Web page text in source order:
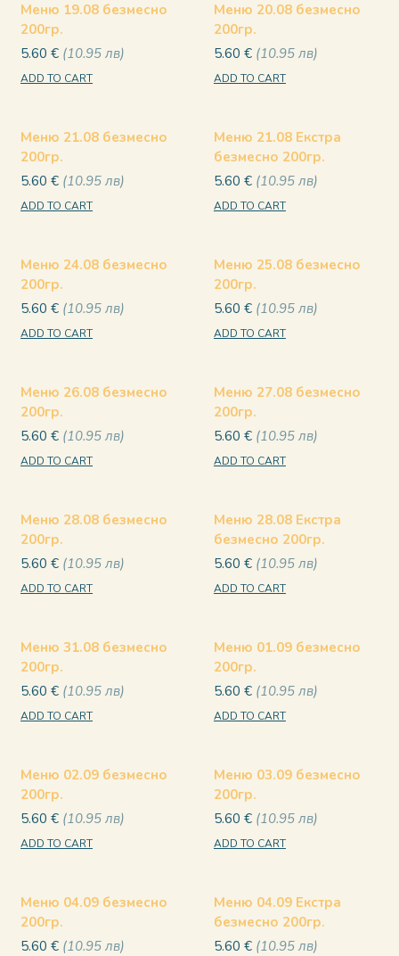
Меню 19.08 безмесно
200гр.
5.60 € 10.95 лв
ADD TO CART
Меню 20.08 безмесно
200гр.
5.60 € 10.95лв
ADD TO CART
Меню 21.08 безмесно
200гр.
5.60 € 10.95 лв
ADD TO CART
Меню 21.08 Екстра
безмесно 200гр.
5.60 € 10.95лв
ADD TO CART
Меню 24.08 безмесно
200гр.
5.60 € 10.95 лв
ADD TO CART
Меню 25.08 безмесно
200гр.
5.60 € 10.95лв
ADD TO CART
Меню 26.08 безмесно
200гр.
5.60 € 10.95 лв
ADD TO CART
Меню 27.08 безмесно
200гр.
5.60 € 10.95лв
ADD TO CART
Меню 28.08 безмесно
200гр.
5.60 € 10.95 лв
ADD TO CART
Меню 28.08 Екстра
безмесно 200гр.
5.60 € 10.95лв
ADD TO CART
Меню 31.08 безмесно
200гр.
5.60 € 10.95 лв
ADD TO CART
Меню 01.09 безмесно
200гр.
5.60 € 10.95лв
ADD TO CART
Меню 02.09 безмесно
200гр.
5.60 € 10.95 лв
ADD TO CART
Меню 03.09 безмесно
200гр.
5.60 € 10.95лв
ADD TO CART
Меню 04.09 безмесно
200гр.
5.60 € 10.95 лв
Меню 04.09 Екстра
безмесно 200гр.
5.60 € 10.95лв